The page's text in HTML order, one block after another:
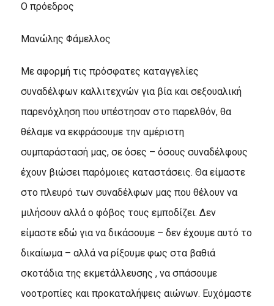
Ο πρόεδρος
Μανώλης Φάμελλος
Με αφορμή τις πρόσφατες καταγγελίες
συναδέλφων καλλιτεχνών για βία και σεξουαλική
παρενόχληση που υπέστησαν στο παρελθόν, θα
θέλαμε να εκφράσουμε την αμέριστη
συμπαράστασή μας, σε όσες – όσους συναδέλφους
έχουν βιώσει παρόμοιες καταστάσεις. Θα είμαστε
στο πλευρό των συναδέλφων μας που θέλουν να
μιλήσουν αλλά ο φόβος τους εμποδίζει. Δεν
είμαστε εδώ για να δικάσουμε – δεν έχουμε αυτό το
δικαίωμα – αλλά να ρίξουμε φως στα βαθιά
σκοτάδια της εκμετάλλευσης , να σπάσουμε
νοοτροπίες και προκαταλήψεις αιώνων. Ευχόμαστε